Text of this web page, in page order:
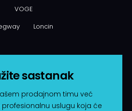
VOGE
Loncin
sastanak
prodajnom timu već
uslugu koja će